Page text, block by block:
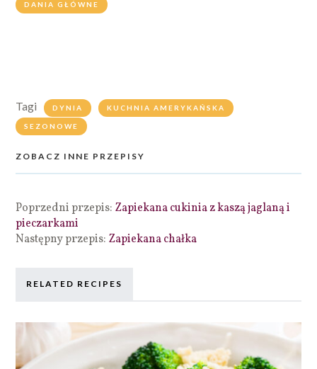
DANIA GŁÓWNE
Tagi DYNIA KUCHNIA AMERYKAŃSKA
SEZONOWE
ZOBACZ INNE PRZEPISY
Poprzedni przepis: Zapiekana cukinia z kaszą jaglaną i
pieczarkami
Następny przepis: Zapiekana chałka
RELATED RECIPES